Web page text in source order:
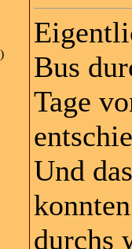
Bus
Tage
Und
durchs